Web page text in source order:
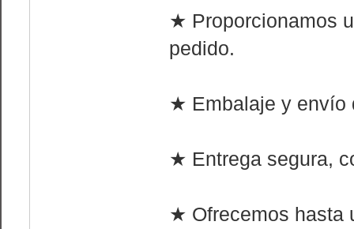
★ Proporcionamos
pedido.
★ Embalaje y envío
★ Entrega segura,
★ Ofrecemos hasta